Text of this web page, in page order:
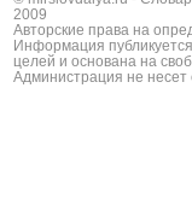
2009
Авторские права на
Информация
целей и основана на
Администрация не несет